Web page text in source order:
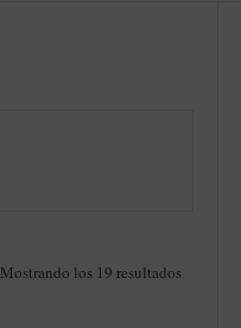
Mostrando los 19 resultadosOrdenado